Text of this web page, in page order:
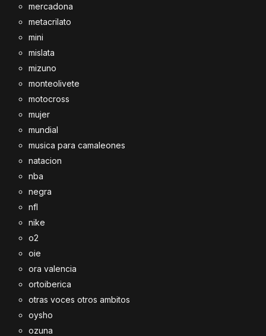
mercadona
metacrilato
mini
mislata
mizuno
monteolivete
motocross
mujer
mundial
musica para camaleones
natacion
nba
negra
nfl
nike
o2
oie
ora valencia
ortoiberica
otras voces otros ambitos
oysho
ozuna